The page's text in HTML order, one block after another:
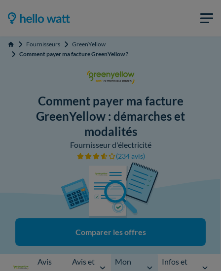
Accueil Fournisseurs
GreenYellow
Comment payer ma facture GreenYellow ?
Comment payer ma facture
GreenYellow : démarches et
modalités
Fournisseur d'électricité
(234 avis)
Comparer les offres
Avis
Avis et
Mon
Infos et